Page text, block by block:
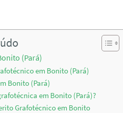
(Pará)
em Bonito (Pará)
Bonito (Pará)
em Bonito (Pará)?
Grafotécnico em Bonito